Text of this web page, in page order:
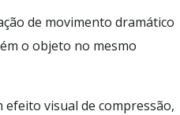
de movimento dramático
o objeto no mesmo
efeito visual de compressão,